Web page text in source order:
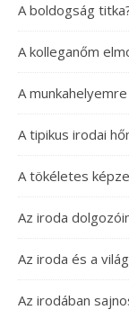
A boldogság
A kolleganőm
A
A tipikus irodai
A tökéletes
Az iroda
Az iroda és a
Az irodában